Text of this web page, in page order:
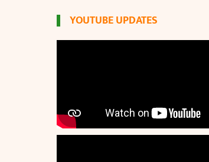
YOUTUBE UPDATES